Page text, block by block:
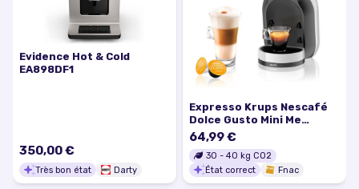
Evidence Hot & Cold
EA898DF1
350,00 €
Très bon état Darty
Expresso Krups Nescafé
Dolce Gusto Mini Me
YY3888FD 1500 W Gris
arctic et Noir
64,99 €
30 - 40 kg CO2
État correct
Fnac